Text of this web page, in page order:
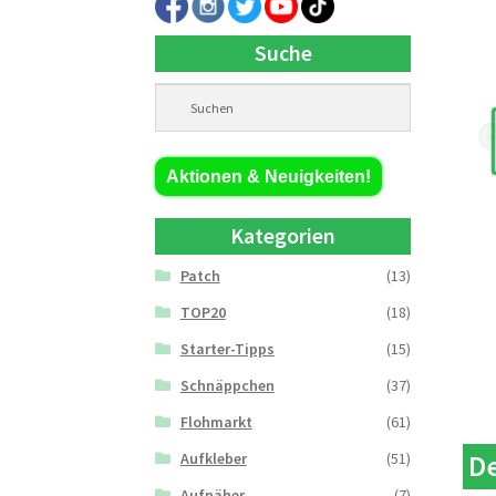
Suche
Aktionen & Neuigkeiten!
Kategorien
Patch
(13)
TOP20
(18)
Starter-Tipps
(15)
Schnäppchen
(37)
Flohmarkt
(61)
Aufkleber
(51)